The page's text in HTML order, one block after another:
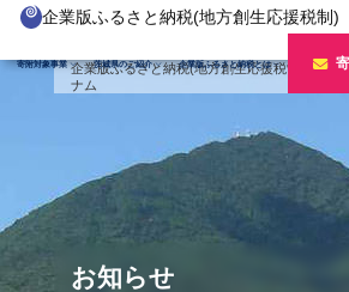
企業版ふるさと納税(地方創生応援税制)
寄附対象事業 茨城県のご紹介 企業版ふるさと納税とは
企業版ふるさと納税とは
制度の概要
企業版ふるさと納税(人材派遣型)
寄附をいただいた企業様
寄附対象事業のご紹介
新しい豊かさを推進する事業
新しい安心安全を推進する事業
新しい人財育成を推進する事業
茨城県のご紹介
茨城のポテンシャル
「新しい茨城」への4つのチャレンジ
寄附をいただいた企業様
令和7年度寄附企業一覧
企業版ふるさと納税(地方創生応援税制) >寄附
ナム
お知らせ